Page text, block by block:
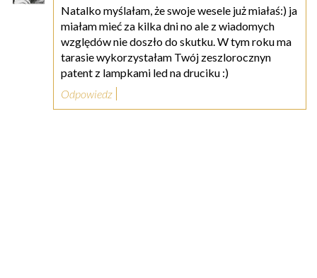
Natalko myślałam, że swoje wesele już miałaś:) ja
miałam mieć za kilka dni no ale z wiadomych
względów nie doszło do skutku. W tym roku ma
tarasie wykorzystałam Twój zeszlorocznyn
patent z lampkami led na druciku :)
Odpowiedz